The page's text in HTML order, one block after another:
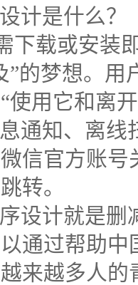
计是什么？
下载或安装
”的梦想。
使用它和离
通知、离
信官方账
转。
设计就是删
通过帮助
来越多人的